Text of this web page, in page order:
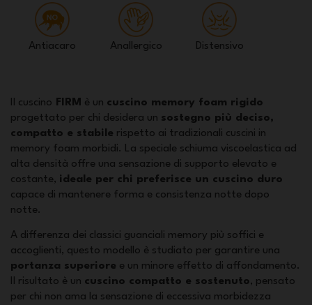
Antiacaro Anallergico Distensivo
Il cuscino FIRM è un cuscino memory foam rigido
progettato per chi desidera un sostegno più deciso,
compatto e stabile rispetto ai tradizionali cuscini in
memory foam morbidi. La speciale schiuma viscoelastica ad
alta densità offre una sensazione di supporto elevato e
costante, ideale per chi preferisce un cuscino duro
capace di mantenere forma e consistenza notte dopo
notte.
A differenza dei classici guanciali memory più soffici e
accoglienti, questo modello è studiato per garantire una
portanza superiore e un minore effetto di affondamento.
Il risultato è un cuscino compatto e sostenuto, pensato
per chi non ama la sensazione di eccessiva morbidezza